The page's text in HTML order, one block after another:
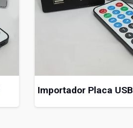
Importador Placa USB